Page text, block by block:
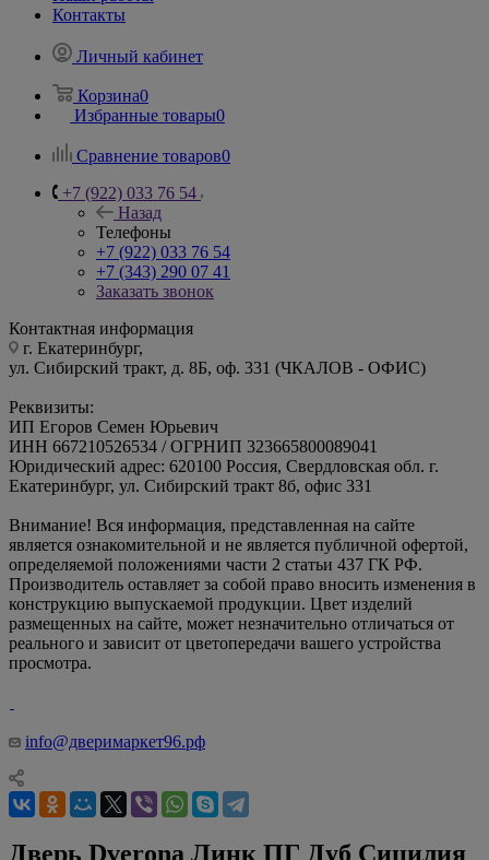
Контакты
Личный кабинет
Корзина0
Избранные товары0
Сравнение товаров0
+7 (922) 033 76 54
Назад
Телефоны
+7 (922) 033 76 54
+7 (343) 290 07 41
Заказать звонок
Контактная информация
г. Екатеринбург,
ул. Сибирский тракт, д. 8Б, оф. 331 (ЧКАЛОВ - ОФИС)
Реквизиты:
ИП Егоров Семен Юрьевич
ИНН 667210526534 / ОГРНИП 323665800089041
Юридический адрес: 620100 Россия, Свердловская обл. г.
Екатеринбург, ул. Сибирский тракт 8б, офис 331
Внимание! Вся информация, представленная на сайте
является ознакомительной и не является публичной офертой,
определяемой положениями части 2 статьи 437 ГК РФ.
Производитель оставляет за собой право вносить изменения в
конструкцию выпускаемой продукции. Цвет изделий
размещенных на сайте, может незначительно отличаться от
реального и зависит от цветопередачи вашего устройства
просмотра.
info@дверимаркет96.рф
Дверь Dverona Линк ПГ Дуб Сицилия